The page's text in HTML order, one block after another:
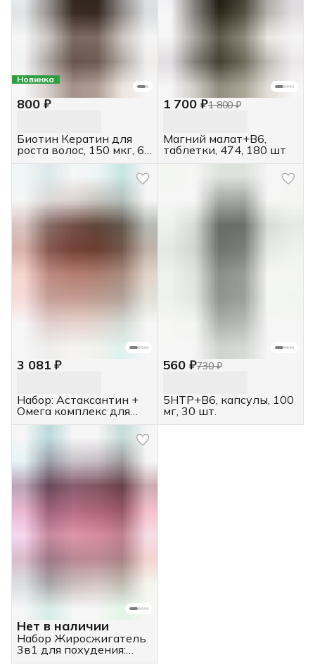
Новинка
800 ₽
Биотин Кератин для
роста волос, 150 мкг, 60
таблеток
1 700 ₽1 800 ₽
Магний малат+В6,
таблетки, 474, 180 шт
3 081 ₽
Набор: Астаксантин +
Омега комплекс для
зрения, 2 шт
560 ₽730 ₽
5HTP+B6, капсулы, 100
мг, 30 шт.
Нет в наличии
Набор Жиросжигатель
3в1 для похудения:
Берберин + Пиколинат